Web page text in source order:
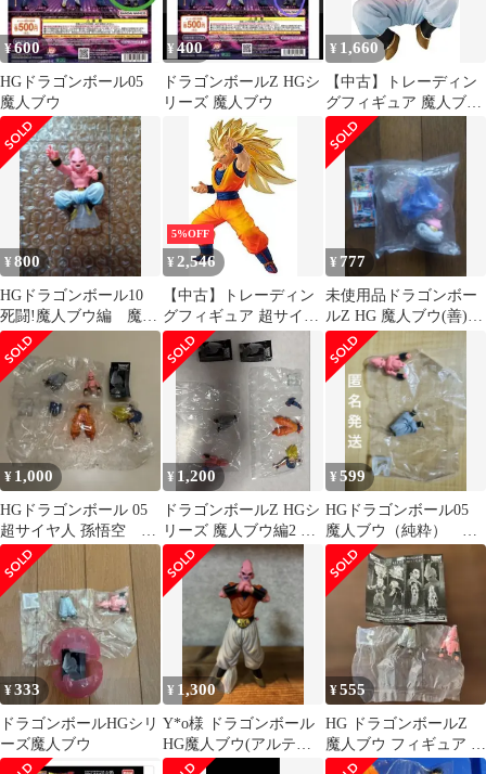
¥600
HGドラゴンボール05
魔人ブウ
¥400
ドラゴンボールZ HGシ
リーズ 魔人ブウ
¥ 1,660
【中古】トレーディン
グフィギュア 魔人ブウ
(純粋) 「HGドラゴンボ
ール10 死闘!魔人ブウ
編」
¥800
HGドラゴンボール10
死闘!魔人ブウ編 魔人
ブウ (純粋)
5%OFF
¥2,546
【中古】トレーディン
グフィギュア 超サイヤ
人3孫悟空 「HGドラゴ
ンボール10 死闘!魔人
ブウ編」
¥ 777
未使用品ドラゴンボー
ルZ HG 魔人ブウ(善)
リニューアルカラーVer.
¥ 1,000
HGドラゴンボール 05
超サイヤ人 孫悟空
＆ 魔人 ブウ
¥ 1,200
ドラゴンボールZ HGシ
リーズ 魔人ブウ編2 フ
ィギュア 2種セット
¥599
HGドラゴンボール05
魔人ブウ（純粋） ガ
チャ
¥333
ドラゴンボールHGシリ
ーズ魔人ブウ
¥ 1,300
Y*o様 ドラゴンボール
HG魔人ブウ(アルティ
メット悟飯吸収) フィ
¥555
HG ドラゴンボールZ
魔人ブウ フィギュア カ
プセルトイ